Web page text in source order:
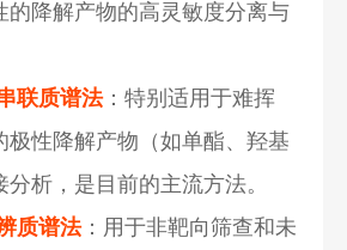
的降解产物的高灵敏度分离与
联质谱法：特别适用于难挥
极性降解产物（如单酯、羟基
析，是目前的主流方法。
质谱法：用于非靶向筛查和未